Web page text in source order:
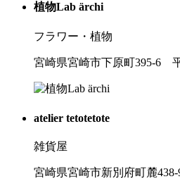
植物Lab ärchi
フラワー・植物
宮崎県宮崎市下原町395-6
atelier tetotetote
雑貨屋
宮崎県宮崎市新別府町麓438-